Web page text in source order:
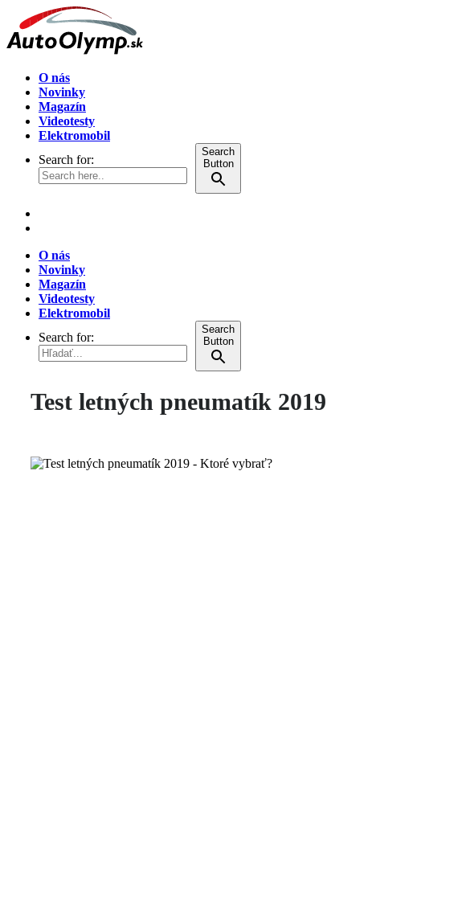
O nás
Novinky
Magazín
Videotesty
Elektromobil
Search for:
Search
Button
O nás
Novinky
Magazín
Videotesty
Elektromobil
Search for:
Search
Button
Test letných pneumatík 2019